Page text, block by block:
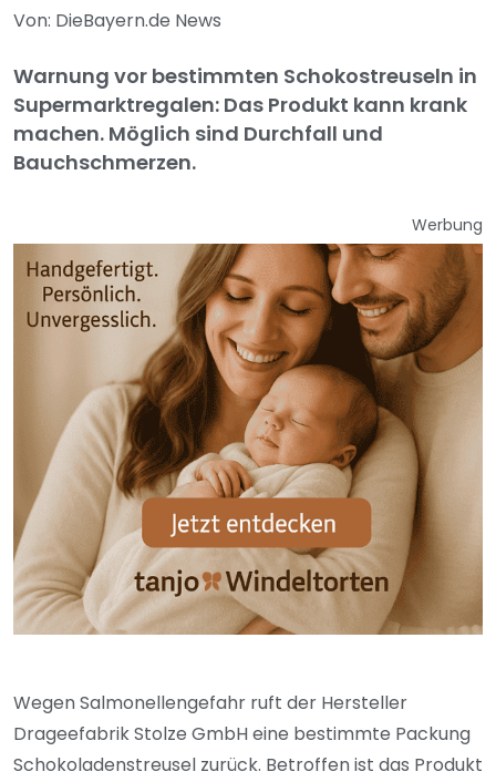
Von: DieBayern.de News
Warnung vor bestimmten Schokostreuseln in
Supermarktregalen: Das Produkt kann krank
machen. Möglich sind Durchfall und
Bauchschmerzen.
Werbung
Wegen Salmonellengefahr ruft der Hersteller
Drageefabrik Stolze GmbH eine bestimmte Packung
Schokoladenstreusel zurück. Betroffen ist das Produkt